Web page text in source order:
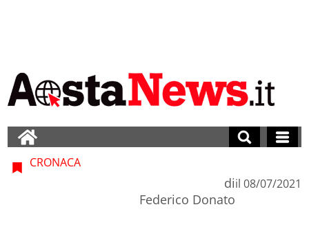
CRONACA
di
Federico Donato
il 08/07/2021